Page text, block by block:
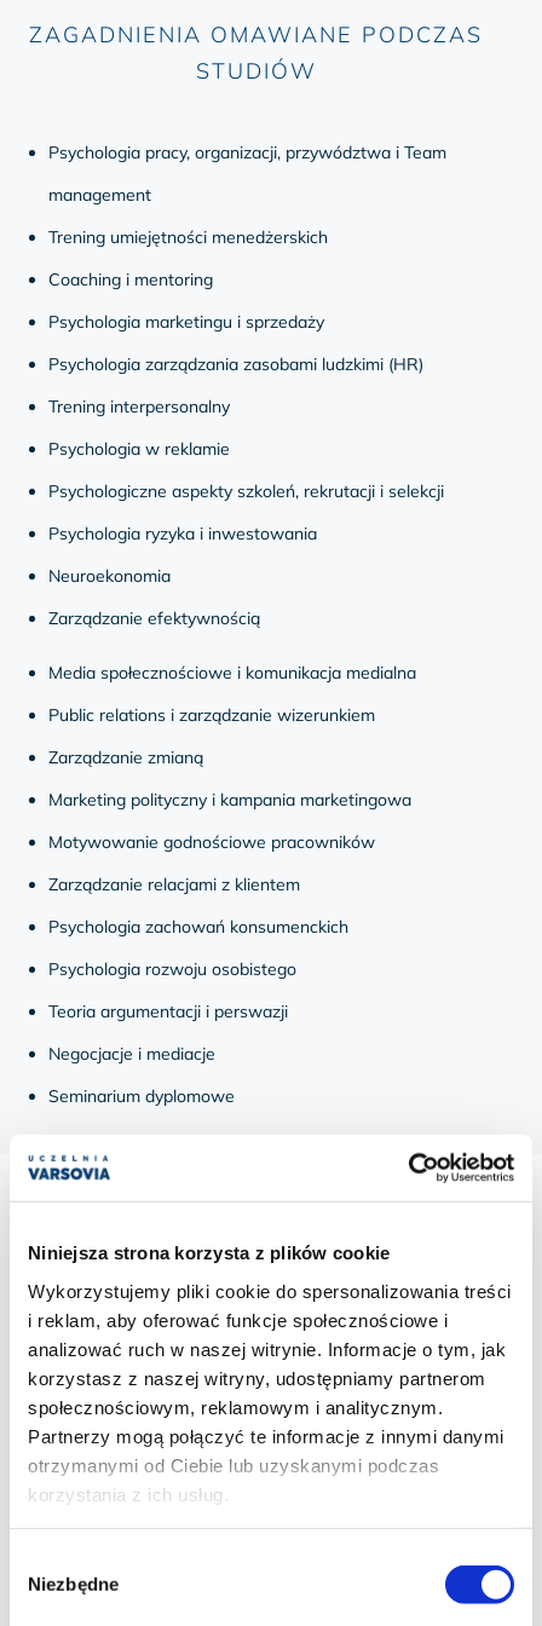
Niniejsza strona korzysta z plików cookie
Wykorzystujemy pliki cookie do spersonalizowania treści
i reklam, aby oferować funkcje społecznościowe i
analizować ruch w naszej witrynie. Informacje o tym, jak
korzystasz z naszej witryny, udostępniamy partnerom
społecznościowym, reklamowym i analitycznym.
Partnerzy mogą połączyć te informacje z innymi danymi
otrzymanymi od Ciebie lub uzyskanymi podczas
korzystania z ich usług.
zgody
Niezbędne
ZAGADNIENIA OMAWIANE PODCZAS
STUDIÓW
Psychologia pracy, organizacji, przywództwa i Team
management
Trening umiejętności menedżerskich
Coaching i mentoring
Psychologia marketingu i sprzedaży
Psychologia zarządzania zasobami ludzkimi (HR)
Trening interpersonalny
Psychologia w reklamie
Psychologiczne aspekty szkoleń, rekrutacji i selekcji
Psychologia ryzyka i inwestowania
Neuroekonomia
Zarządzanie efektywnością
Media społecznościowe i komunikacja medialna
Public relations i zarządzanie wizerunkiem
Zarządzanie zmianą
Marketing polityczny i kampania marketingowa
Motywowanie godnościowe pracowników
Zarządzanie relacjami z klientem
Psychologia zachowań konsumenckich
Psychologia rozwoju osobistego
Teoria argumentacji i perswazji
Negocjacje i mediacje
Seminarium dyplomowe
działy HR firm i instytucji
działy marketingu i sprzedaży
firmy rekrutacyjne
firmy i urzędy państwowe
doradztwo dla kadry menedżerskiej
poradnie i gabinety psychologiczne